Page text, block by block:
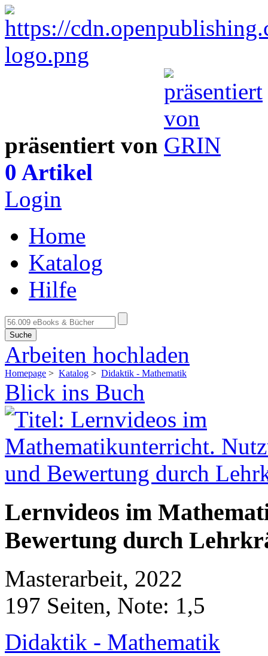
präsentiert von
0 Artikel
Login
Home
Katalog
Hilfe
Suche
Arbeiten hochladen
Homepage > Katalog > Didaktik - Mathematik
Blick ins Buch
Lernvideos im
Bewertung durch
Masterarbeit, 2022
197 Seiten, Note: 1,5
Didaktik - Mathematik